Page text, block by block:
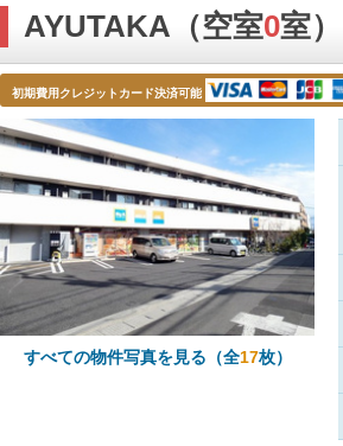
AYUTAKA（空室0室）
初期費用クレジットカード決済可能
すべての物件写真を見る（全17枚）